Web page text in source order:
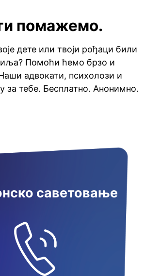
помажемо.
дете или твоји рођаци били
Помоћи ћемо брзо и
адвокати, психолози и
за тебе. Бесплатно. Анонимно.
саветовање